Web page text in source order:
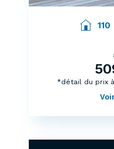
110
*détail du prix